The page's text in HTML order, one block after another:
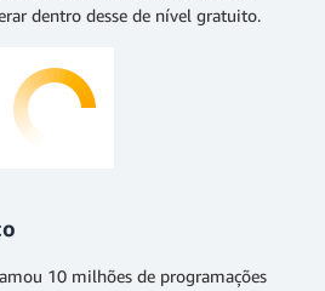
dentro desse de nível gratuito.
10 milhões de programações